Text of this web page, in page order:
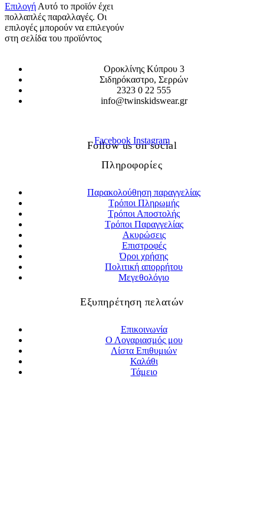
Επιλογή Αυτό το προϊόν έχει
πολλαπλές παραλλαγές. Οι
επιλογές μπορούν να επιλεγούν
στη σελίδα του προϊόντος
Οροκλίνης Κύπρου 3
Σιδηρόκαστρο, Σερρών
2323 0 22 555
info@twinskidswear.gr
Follow us on social
Facebook Instagram
Πληροφορίες
Παρακολούθηση παραγγελίας
Τρόποι Πληρωμής
Τρόποι Αποστολής
Τρόποι Παραγγελίας
Ακυρώσεις
Επιστροφές
Όροι χρήσης
Πολιτική απορρήτου
Μεγεθολόγιο
Εξυπηρέτηση πελατών
Επικοινωνία
Ο Λογαριασμός μου
Λίστα Επιθυμιών
Καλάθι
Τάμειο